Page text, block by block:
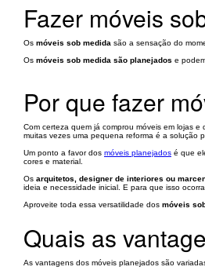
Fazer móveis
Os móveis sob medida são a sensação do
Os móveis sob medida são planejados e
Por que fazer
Com certeza quem já comprou móveis em lojas
muitas vezes uma pequena reforma é a solução
Um ponto a favor dos móveis planejados é que
cores e material.
Os arquitetos, designer de interiores ou
ideia e necessidade inicial. E para que isso
Aproveite toda essa versatilidade dos móveis
Quais as
As vantagens dos móveis planejados são